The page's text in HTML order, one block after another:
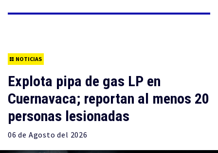
NOTICIAS
Explota pipa de gas LP en
Cuernavaca; reportan al menos 20
personas lesionadas
06 de Agosto del 2026